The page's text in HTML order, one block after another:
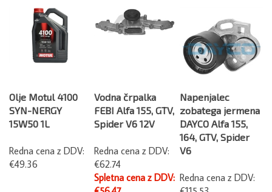
Olje Motul 4100
SYN-NERGY
15W50 1L
Redna cena z DDV:
€49.36
Vodna črpalka
FEBI Alfa 155, GTV,
Spider V6 12V
Redna cena z DDV:
€62.74
Spletna cena z DDV:
€56.47
Napenjalec
zobatega jermena
DAYCO Alfa 155,
164, GTV, Spider
V6
Redna cena z DDV:
€115.53